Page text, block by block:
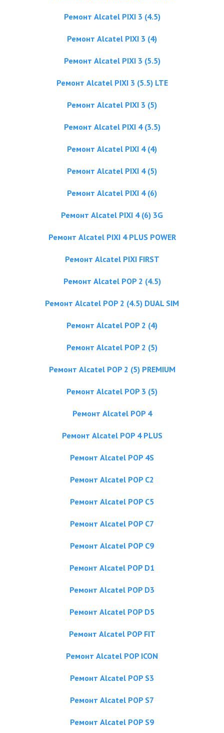
Ремонт Alcatel PIXI 3 (4.5)
Ремонт Alcatel PIXI 3 (4)
Ремонт Alcatel PIXI 3 (5.5)
Ремонт Alcatel PIXI 3 (5.5) LTE
Ремонт Alcatel PIXI 3 (5)
Ремонт Alcatel PIXI 4 (3.5)
Ремонт Alcatel PIXI 4 (4)
Ремонт Alcatel PIXI 4 (5)
Ремонт Alcatel PIXI 4 (6)
Ремонт Alcatel PIXI 4 (6) 3G
Ремонт Alcatel PIXI 4 PLUS POWER
Ремонт Alcatel PIXI FIRST
Ремонт Alcatel POP 2 (4.5)
Ремонт Alcatel POP 2 (4.5) DUAL SIM
Ремонт Alcatel POP 2 (4)
Ремонт Alcatel POP 2 (5)
Ремонт Alcatel POP 2 (5) PREMIUM
Ремонт Alcatel POP 3 (5)
Ремонт Alcatel POP 4
Ремонт Alcatel POP 4 PLUS
Ремонт Alcatel POP 4S
Ремонт Alcatel POP C2
Ремонт Alcatel POP C5
Ремонт Alcatel POP C7
Ремонт Alcatel POP C9
Ремонт Alcatel POP D1
Ремонт Alcatel POP D3
Ремонт Alcatel POP D5
Ремонт Alcatel POP FIT
Ремонт Alcatel POP ICON
Ремонт Alcatel POP S3
Ремонт Alcatel POP S7
Ремонт Alcatel POP S9